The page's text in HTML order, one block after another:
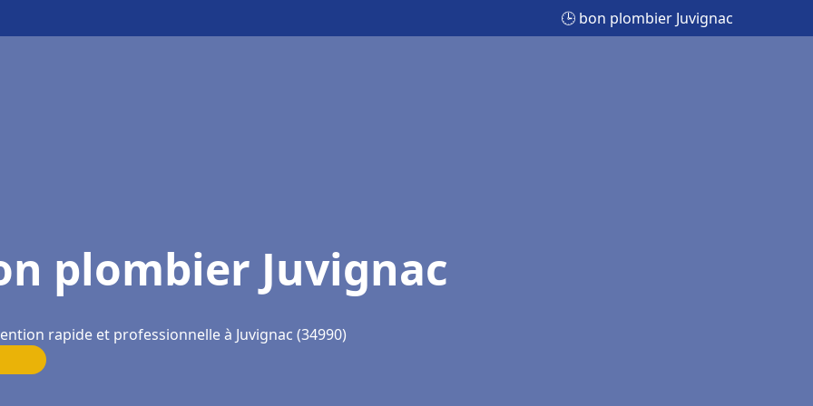
🕒 bon plombier Juvignac
plombier Juvignac
rapide et professionnelle à Juvignac (34990)